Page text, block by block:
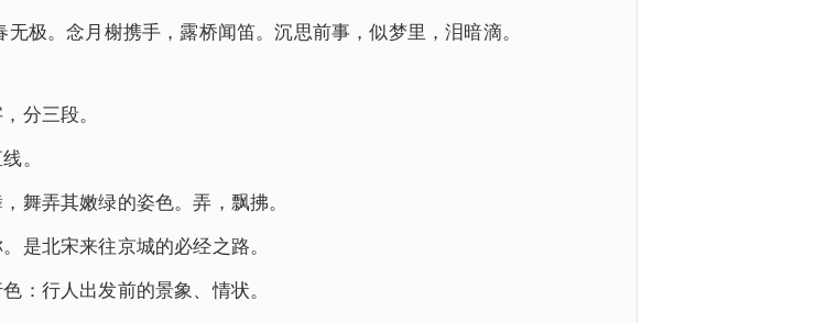
极。念月榭携手，露桥闻笛。沉思前事，似梦里，泪暗滴。
分三段。
。
舞弄其嫩绿的姿色。弄，飘拂。
是北宋来往京城的必经之路。
：行人出发前的景象、情状。